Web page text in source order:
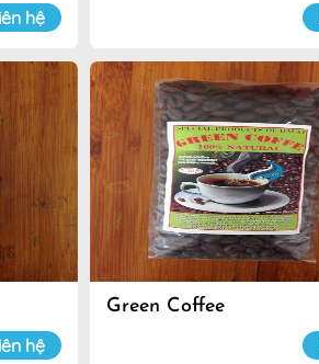
hệ
hệ
Green Coffee